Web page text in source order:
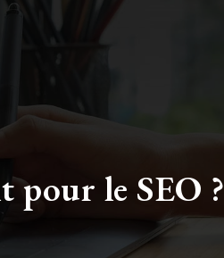
le SEO ?